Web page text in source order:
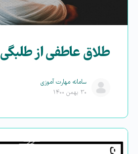
طلاق عاطفی از طلبگی
سامانه مهارت آموزی
۳۰ بهمن ۱۴۰۰